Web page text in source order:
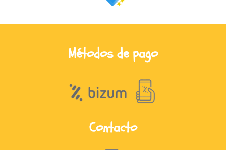
Métodos de pago
Contacto